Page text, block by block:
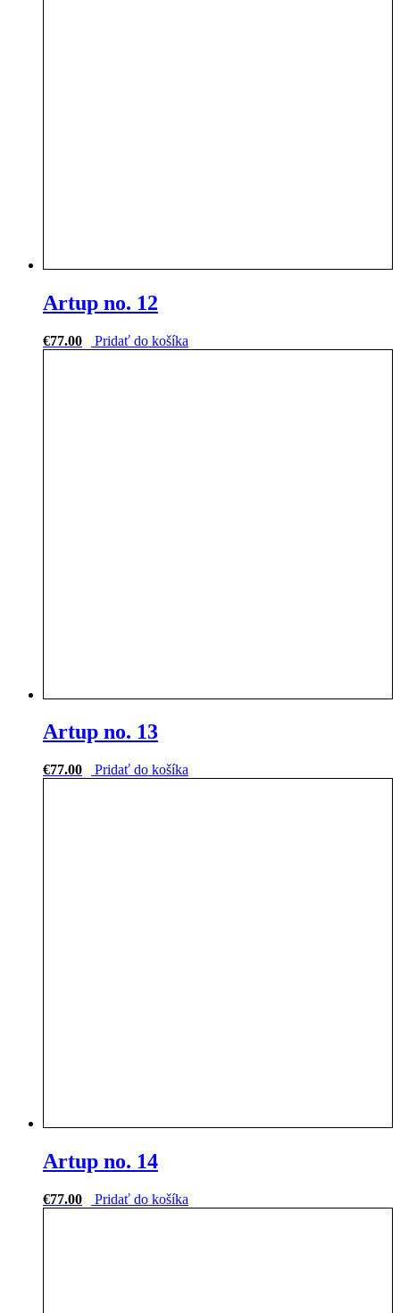
Artup no. 12
€77.00 Pridať do košíka
Artup no. 13
€77.00 Pridať do košíka
Artup no. 14
€77.00 Pridať do košíka